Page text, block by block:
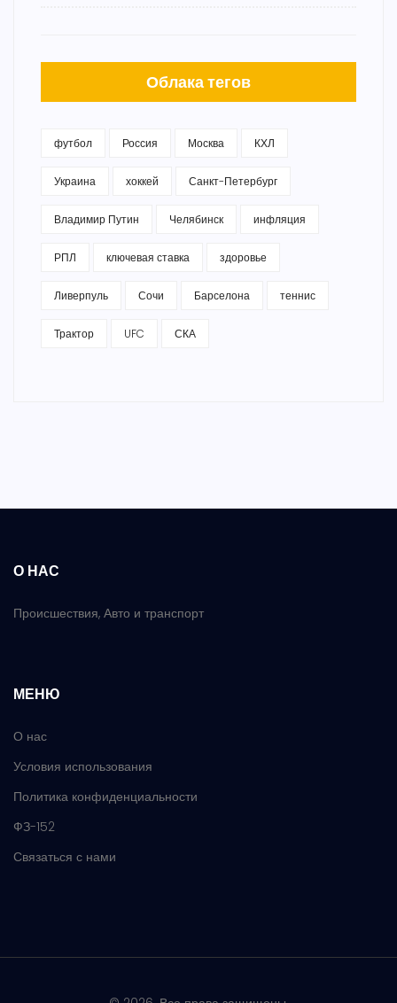
Облака тегов
футбол Россия Москва КХЛ
Украина хоккей Санкт-Петербург
Владимир Путин Челябинск инфляция
РПЛ ключевая ставка здоровье
Ливерпуль Сочи Барселона теннис
Трактор UFC СКА
О НАС
Происшествия, Авто и транспорт
МЕНЮ
О нас
Условия использования
Политика конфиденциальности
ФЗ-152
Связаться с нами